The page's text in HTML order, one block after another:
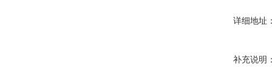
详细地址
补充说明